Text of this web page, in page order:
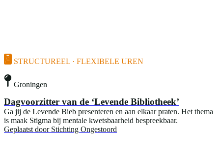
STRUCTUREEL · FLEXIBELE UREN
Groningen
Dagvoorzitter van de ‘Levende Bibliotheek’
Ga jij de Levende Bieb presenteren en aan elkaar praten. Het thema
is maak Stigma bij mentale kwetsbaarheid bespreekbaar.
Geplaatst door Stichting Ongestoord